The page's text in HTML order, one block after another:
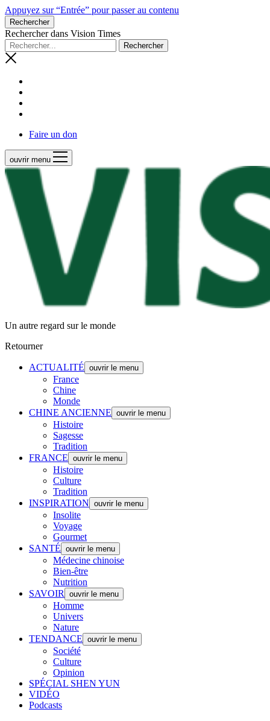
Appuyez sur “Entrée” pour passer au contenu
Rechercher
Rechercher dans Vision Times
Faire un don
ouvrir menu
Un autre regard sur le monde
Retourner
ACTUALITÉ ouvrir le menu
France
Chine
Monde
CHINE ANCIENNE ouvrir le menu
Histoire
Sagesse
Tradition
FRANCE ouvrir le menu
Histoire
Culture
Tradition
INSPIRATION ouvrir le menu
Insolite
Voyage
Gourmet
SANTÉ ouvrir le menu
Médecine chinoise
Bien-être
Nutrition
SAVOIR
ouvrir le menu
Homme
Univers
Nature
TENDANCE ouvrir le menu
Société
Culture
Opinion
SPÉCIAL SHEN YUN
VIDÉO
Podcasts